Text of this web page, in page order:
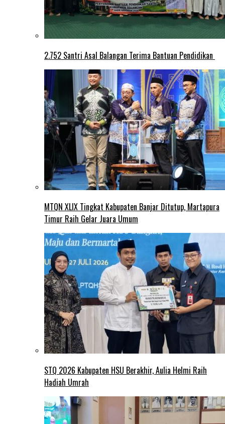
2.752 Santri Asal Balangan Terima Bantuan Pendidikan
MTQN XLIX Tingkat Kabupaten Banjar Ditutup, Martapura
Timur Raih Gelar Juara Umum
STQ 2026 Kabupaten HSU Berakhir, Aulia Helmi Raih
Hadiah Umrah